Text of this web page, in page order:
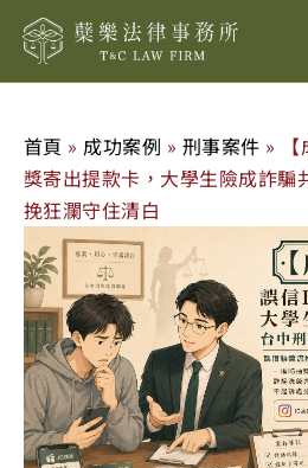
首頁 » 成功案例 » 刑事案件 »
獎寄出提款卡，大學生險成詐騙
挽狂瀾守住清白